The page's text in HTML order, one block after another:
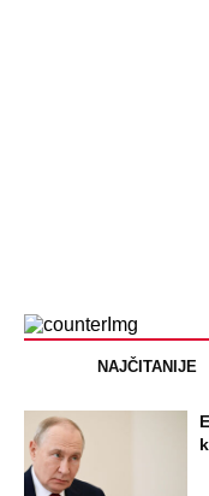
NAJČITANIJE